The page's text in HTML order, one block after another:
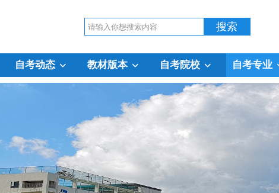
自考动态 教材版本 自考院校 自考专业